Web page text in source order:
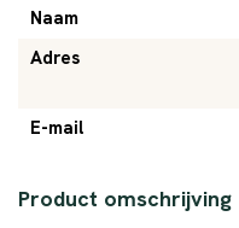
Naam
Adres
E-mail
Product omschrijving